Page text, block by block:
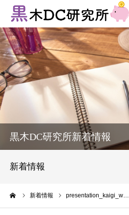
黒木DC研究所新着情報
新着情報
新着情報 presentation_kaigi_w…
法人向けサービス
個人向けサービス
新着情報
お問い合わせ